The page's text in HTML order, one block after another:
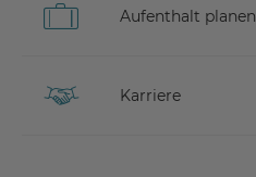
Aufenthalt planen
Karriere